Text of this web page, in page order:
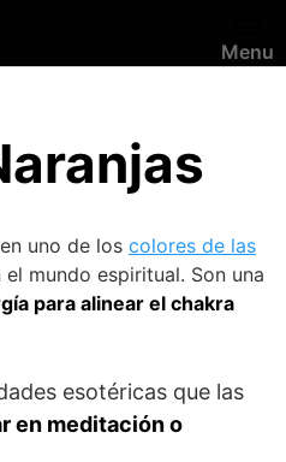
Menu
uno de los colores de las
mundo espiritual. Son una
para alinear el chakra
esotéricas que las
en meditación o